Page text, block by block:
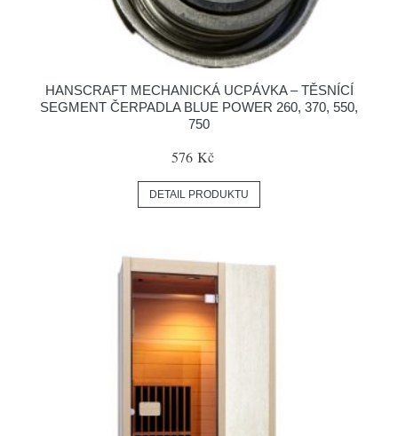
HANSCRAFT MECHANICKÁ UCPÁVKA – TĚSNÍCÍ
SEGMENT ČERPADLA BLUE POWER 260, 370, 550,
750
576 Kč
DETAIL PRODUKTU